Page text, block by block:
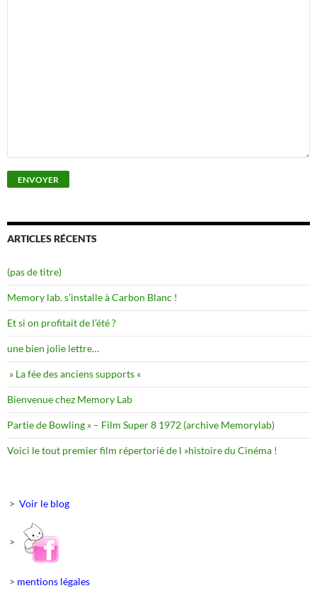
ARTICLES RÉCENTS
(pas de titre)
Memory lab. s’installe à Carbon Blanc !
Et si on profitait de l’été ?
une bien jolie lettre…
» La fée des anciens supports «
Bienvenue chez Memory Lab
Partie de Bowling » – Film Super 8 1972 (archive Memorylab)
Voici le tout premier film répertorié de l »histoire du Cinéma !
> Voir le blog
>
> mentions légales